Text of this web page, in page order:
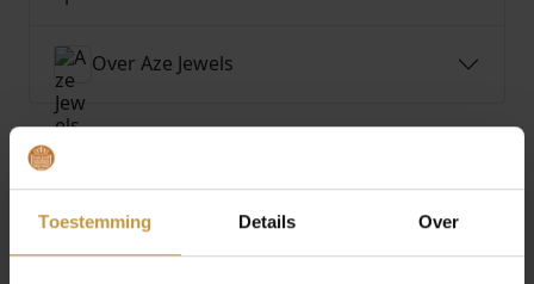
Toestemming Details Over
Over Aze Jewels
MEER VAN AZE JEWELS